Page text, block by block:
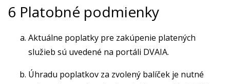
6 Platobné podmienky
Aktuálne poplatky pre zakúpenie platených
služieb sú uvedené na portáli DVAIA.
Úhradu poplatkov za zvolený balíček je nutné